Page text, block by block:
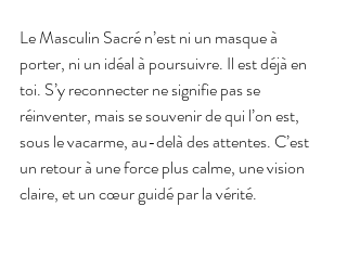
Le Masculin Sacré n’est ni un masque à
porter, ni un idéal à poursuivre. Il est déjà en
toi. S’y reconnecter ne signifie pas se
réinventer, mais se souvenir de qui l’on est,
sous le vacarme, au-delà des attentes. C’est
un retour à une force plus calme, une vision
claire, et un cœur guidé par la vérité.